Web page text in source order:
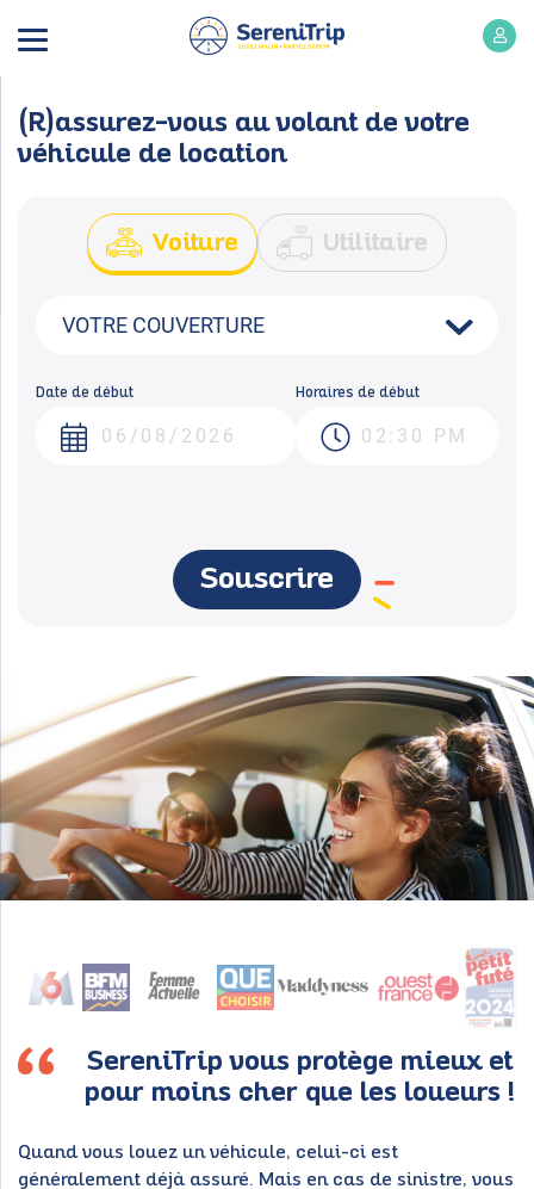
(R)assurez-vous au volant de votre
véhicule de location
Voiture Utilitaire
Date de début Horaires de début
Souscrire
SereniTrip vous protège mieux et
pour moins cher que les loueurs !
Quand vous louez un véhicule, celui-ci est
généralement déjà assuré. Mais en cas de sinistre, vous